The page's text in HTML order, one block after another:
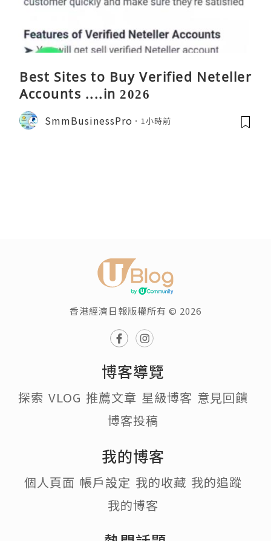
Best Sites to Buy Verified Neteller
Accounts ....in 2026
SmmBusinessPro 1小時前
香港經濟日報版權所有 © 2026
博客導覽
探索 VLOG 推薦文章 星級博客 意見回饋
博客投稿
我的博客
個人頁面 帳戶設定 我的收藏 我的追蹤
我的博客